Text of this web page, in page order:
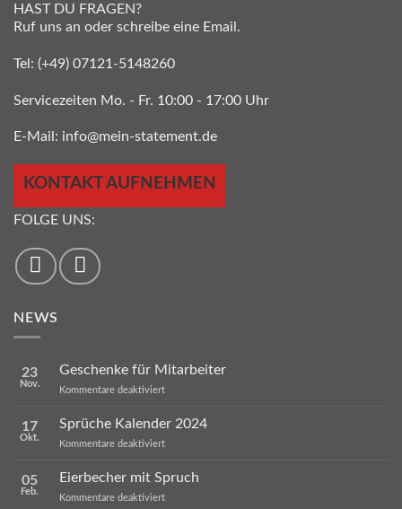
HAST DU FRAGEN?
Ruf uns an oder schreibe eine Email.
Tel: (+49) 07121-5148260
Servicezeiten Mo. - Fr. 10:00 - 17:00 Uhr
E-Mail: info@mein-statement.de
KONTAKT AUFNEHMEN
FOLGE UNS:
NEWS
23
Nov.
Geschenke für Mitarbeiter
Kommentare deaktiviertfür
Mitarbeiter
17
Okt.
Sprüche Kalender 2024
Kommentare deaktiviertfür
2024
05
Feb.
Eierbecher mit Spruch
Kommentare deaktiviertfür